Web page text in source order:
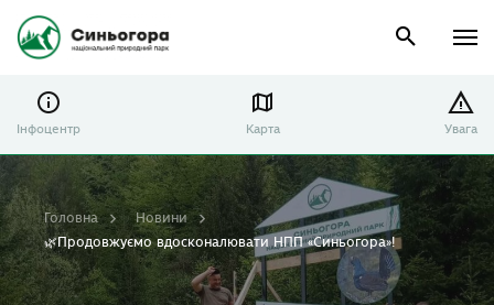
Інфоцентр Карта Увага
Головна
Новини
🌿Продовжуємо вдосконалювати НПП «Синьогора»!